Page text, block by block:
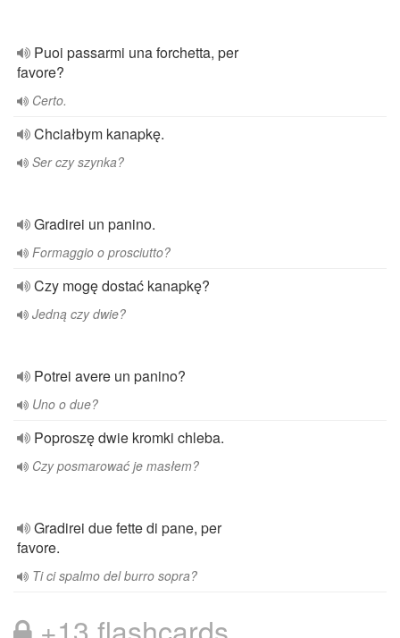
Puoi passarmi una forchetta, per
favore?
Certo.
Chciałbym kanapkę.
Ser czy szynka?
Gradirei un panino.
Formaggio o prosciutto?
Czy mogę dostać kanapkę?
Jedną czy dwie?
Potrei avere un panino?
Uno o due?
Poproszę dwie kromki chleba.
Czy posmarować je masłem?
Gradirei due fette di pane, per
favore.
Ti ci spalmo del burro sopra?